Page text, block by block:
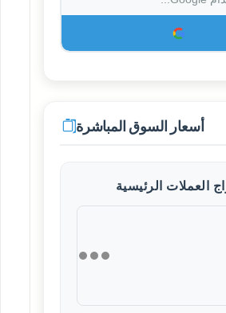
أسعار السوق المباشرة
العملات الرئيسية